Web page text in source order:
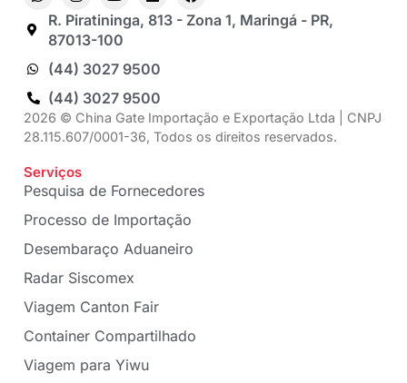
R. Piratininga, 813 - Zona 1, Maringá - PR,
87013-100
(44) 3027 9500
(44) 3027 9500
2026 © China Gate Importação e Exportação Ltda | CNPJ
28.115.607/0001-36, Todos os direitos reservados.
Serviços
Pesquisa de Fornecedores
Processo de Importação
Desembaraço Aduaneiro
Radar Siscomex
Viagem Canton Fair
Container Compartilhado
Viagem para Yiwu